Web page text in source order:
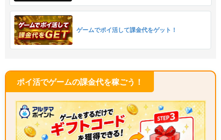
ゲームでポイ活して課金代をゲット！
ポイ活でゲームの課金代を稼ごう！